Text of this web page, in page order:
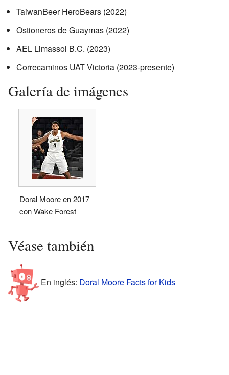
TaiwanBeer HeroBears (2022)
Ostioneros de Guaymas (2022)
AEL Limassol B.C. (2023)
Correcaminos UAT Victoria (2023-presente)
Galería de imágenes
Doral Moore en 2017
con Wake Forest
Véase también
En inglés: Doral Moore Facts for Kids